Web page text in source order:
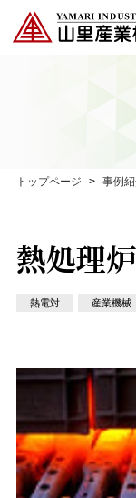
トップページ 事例
熱処理
熱電対 産業機械